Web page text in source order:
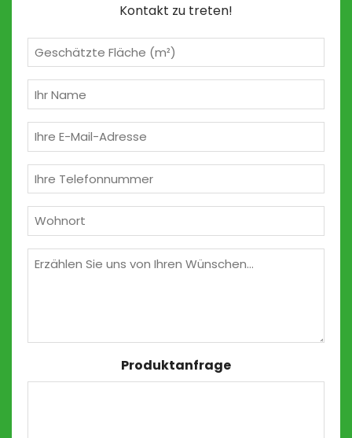
Kontakt zu treten!
m²
Name
Mail
(erforderlich)
(erforderlich)
Wünschen
Produktanfrage